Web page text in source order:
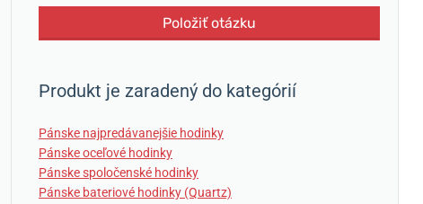
Položiť otázku
Produkt je zaradený do kategórií
Pánske najpredávanejšie hodinky
Pánske oceľové hodinky
Pánske spoločenské hodinky
Pánske bateriové hodinky (Quartz)